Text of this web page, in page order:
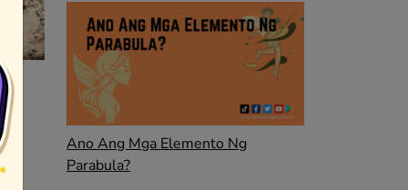
Ano Ang Mga Elemento Ng
Parabula?